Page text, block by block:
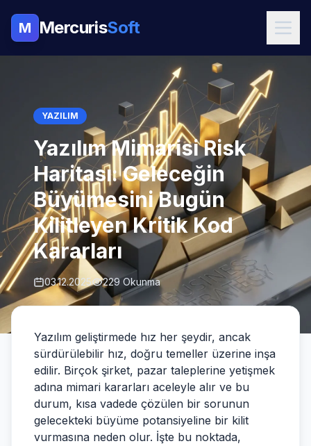
M MercurisSoft
YAZILIM
Yazılım Mimarisi Risk
Haritası: Geleceğin
Büyümesini Bugün
Kilitleyen Kritik Kod
Kararları
03.12.2025 229 Okunma
Yazılım geliştirmede hız her şeydir, ancak
sürdürülebilir hız, doğru temeller üzerine inşa
edilir. Birçok şirket, pazar taleplerine yetişmek
adına mimari kararları aceleyle alır ve bu
durum, kısa vadede çözülen bir sorunun
gelecekteki büyüme potansiyeline bir kilit
vurmasına neden olur. İşte bu noktada,